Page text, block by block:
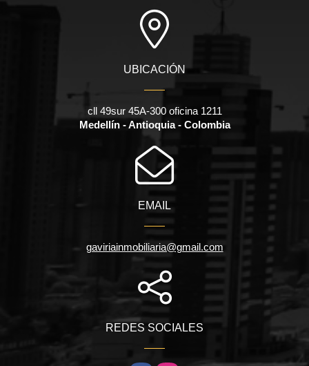
UBICACIÓN
cll 49sur 45A-300 oficina 1211
Medellín - Antioquia - Colombia
EMAIL
gaviriainmobiliaria@gmail.com
REDES SOCIALES